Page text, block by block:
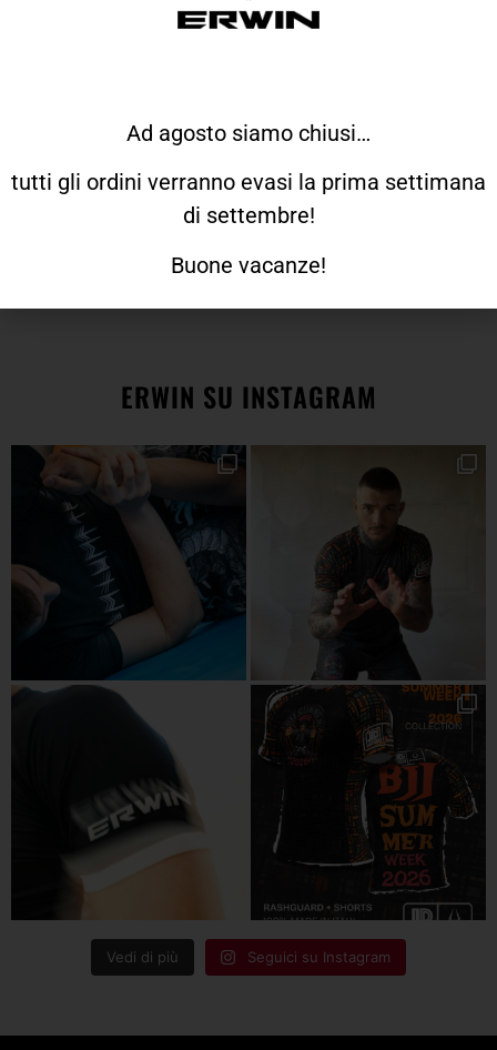
Qualche info
Come funziona il reso?
Quando ricevo l'ordine?
personalizzato?
ERWIN SU INSTAGRAM
Vedi di più Seguici su Instagram
Ad agosto siamo chiusi…
tutti gli ordini verranno evasi la prima settimana
di settembre!
Buone vacanze!